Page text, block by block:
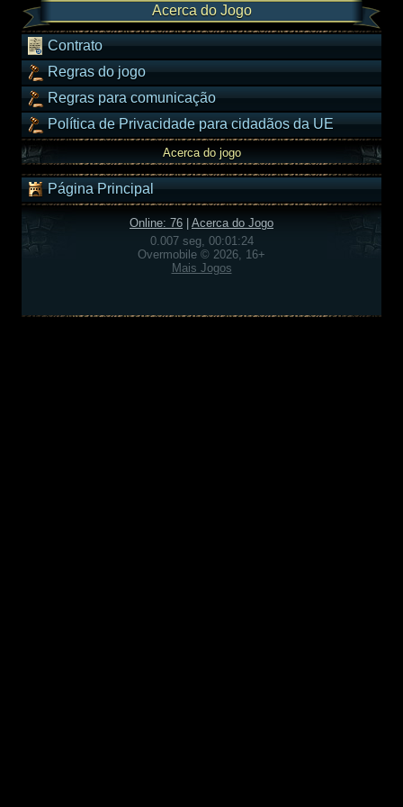
Acerca do Jogo
Contrato
Regras do jogo
Regras para comunicação
Política de Privacidade para cidadãos da UE
Acerca do jogo
Página Principal
Online: 76
Acerca do Jogo
0.007 seg, 00:01:24
Overmobile © 2026, 16+
Mais Jogos